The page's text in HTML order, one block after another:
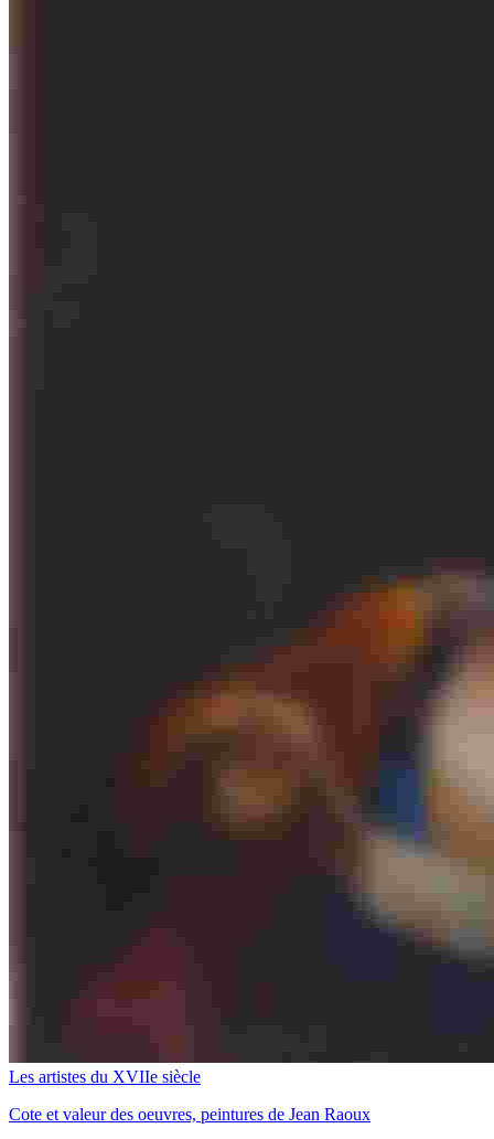
Les artistes du XVIIe siècle
Cote et valeur des oeuvres, peintures de Jean Raoux